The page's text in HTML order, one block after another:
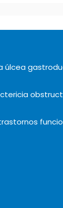
úlcea